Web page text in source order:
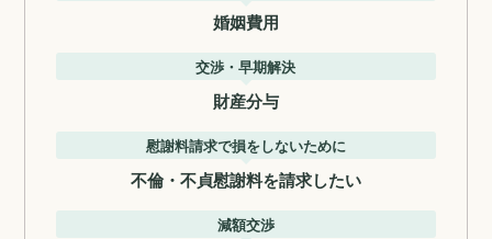
婚姻費用
交渉・早期解決
財産分与
慰謝料請求で損をしないために
不倫・不貞慰謝料を請求したい
減額交渉